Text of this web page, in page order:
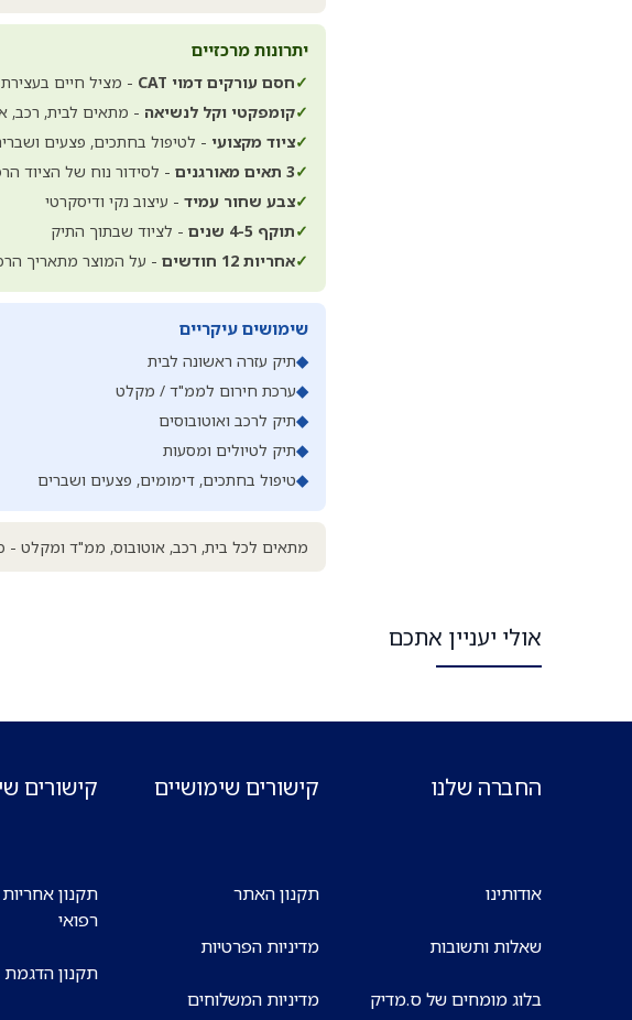
יתרונות מרכזיים
✓חסם עורקים דמוי CAT
- מציל חיים
✓קומפקטי וקל לנשיאה - מתאים לבית, רכב,
✓ציוד מקצועי - לטיפול בחתכים, פצעים
✓3 תאים מאורגנים
- לסידור נוח של הציוד
✓צבע שחור עמיד- עיצוב נקי ודיסקרטי
✓תוקף 4-5 שנים
- לציוד שבתוך התיק
✓אחריות 12 חודשים - על המוצר מתאריך
שימושים עיקריים
◆תיק עזרה ראשונה לבית
◆ערכת חירום לממ"ד / מקלט
◆תיק לרכב ואוטובוסים
◆תיק לטיולים ומסעות
◆טיפול בחתכים, דימומים, פצעים ושברים
מתאים לכל בית, רכב, אוטובוס, ממ"ד ומקלט -
אולי יעניין אתכם
החברה שלנו
אודותינו
שאלות ותשובות
בלוג מומחים של ס.מדיק
קישורים שימושיים
תקנון האתר
מדיניות הפרטיות
מדיניות המשלוחים
קישורים
תקנון
רפואי
תקנון